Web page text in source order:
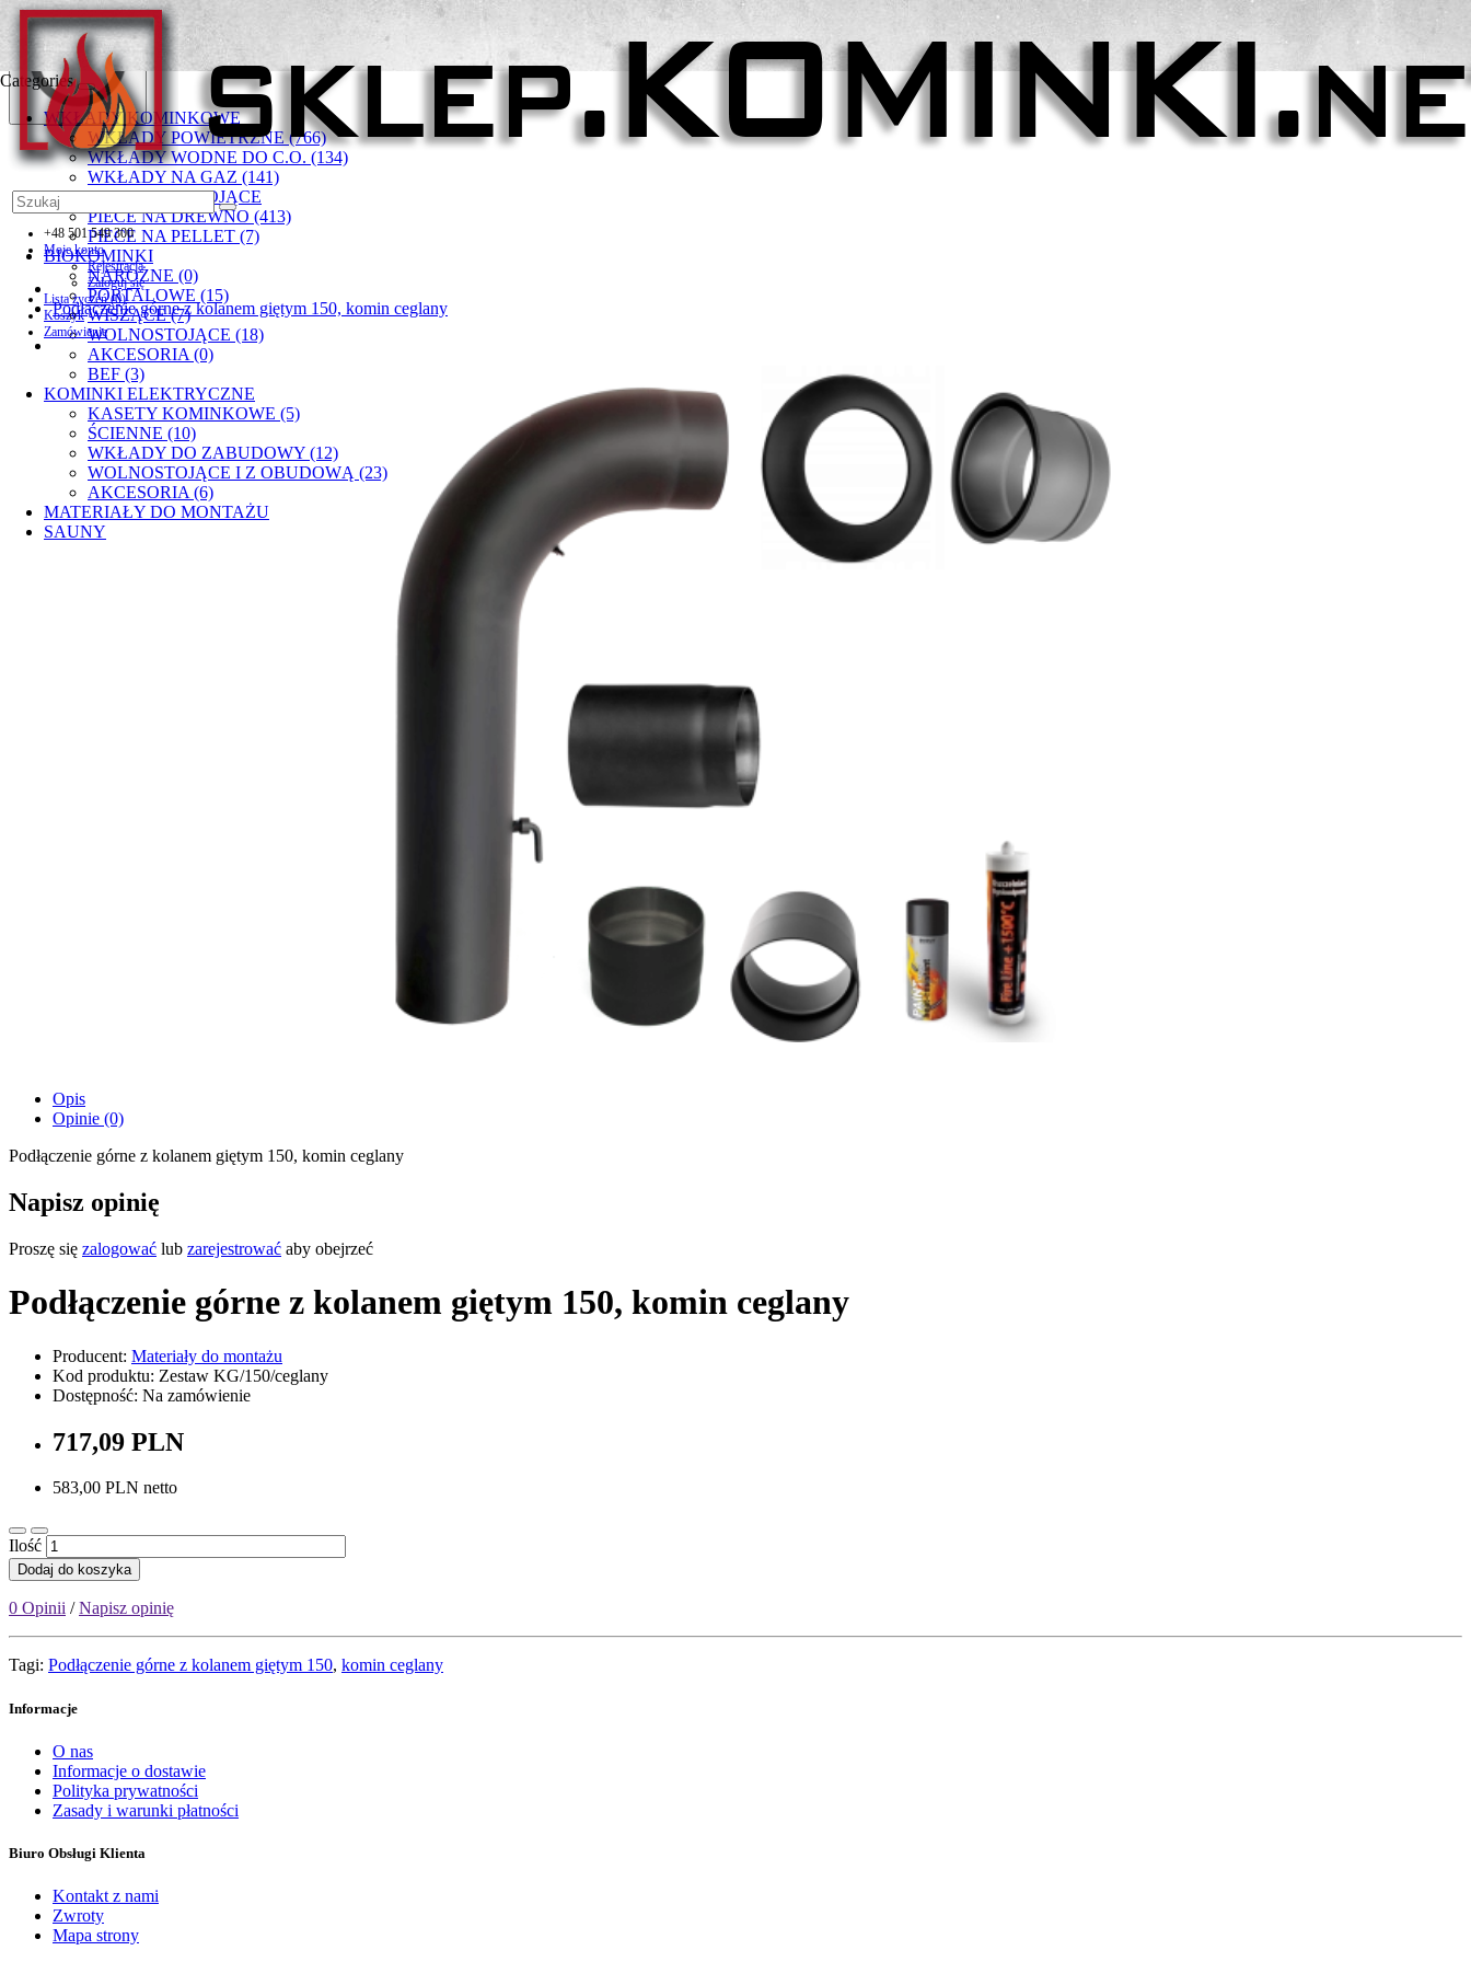
+48 501 549 300
Moje konto
Rejestracja
Zaloguj się
Lista życzeń (0)
Koszyk
Zamówienie
Categories
WKŁADY KOMINKOWE
WKŁADY POWIETRZNE (766)
WKŁADY WODNE DO C.O. (134)
WKŁADY NA GAZ (141)
PIECYKI WOLNOSTOJĄCE
PIECE NA DREWNO (413)
PIECE NA PELLET (7)
BIOKOMINKI
NAROŻNE (0)
PORTALOWE (15)
WISZĄCE (7)
WOLNOSTOJĄCE (18)
AKCESORIA (0)
BEF (3)
KOMINKI ELEKTRYCZNE
KASETY KOMINKOWE (5)
ŚCIENNE (10)
WKŁADY DO ZABUDOWY (12)
WOLNOSTOJĄCE I Z OBUDOWĄ (23)
AKCESORIA (6)
MATERIAŁY DO MONTAŻU
SAUNY
Podłączenie górne z kolanem giętym 150, komin ceglany
Opis
Opinie (0)
Podłączenie górne z kolanem giętym 150, komin ceglany
Napisz opinię
Proszę się zalogować lub zarejestrować aby obejrzeć
Podłączenie górne z kolanem giętym 150, komin ceglany
Producent: Materiały do montażu
Kod produktu: Zestaw KG/150/ceglany
Dostępność: Na zamówienie
717,09 PLN
583,00 PLN netto
Ilość
Dodaj do koszyka
0 Opinii /Napisz opinię
Tagi: Podłączenie górne z kolanem giętym 150, komin ceglany
Informacje
O nas
Informacje o dostawie
Polityka prywatności
Zasady i warunki płatności
Biuro Obsługi Klienta
Kontakt z nami
Zwroty
Mapa strony